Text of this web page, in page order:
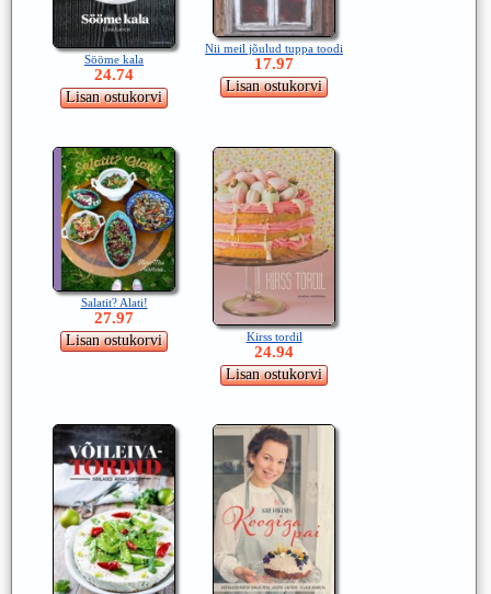
Sööme kala
24.74
Nii meil jõulud tuppa toodi
17.97
Salatit? Alati!
27.97
Kirss tordil
24.94